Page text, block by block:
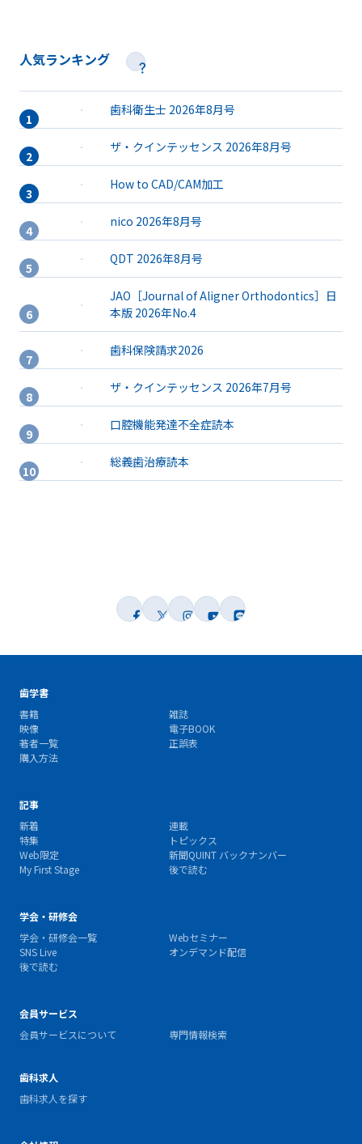
人気ランキング
歯科衛生士 2026年8月号
ザ・クインテッセンス 2026年8月号
How to CAD/CAM加工
nico 2026年8月号
QDT 2026年8月号
JAO［Journal of Aligner Orthodontics］日
本版 2026年No.4
歯科保険請求2026
ザ・クインテッセンス 2026年7月号
口腔機能発達不全症読本
総義歯治療読本
歯学書
書籍
雑誌
映像
電子BOOK
著者一覧
正誤表
購入方法
記事
新着
連載
特集
トピックス
Web限定
新聞QUINT バックナンバー
My First Stage
後で読む
学会・研修会
学会・研修会一覧
Webセミナー
SNS Live
オンデマンド配信
後で読む
会員サービス
会員サービスについて
専門情報検索
歯科求人
歯科求人を探す